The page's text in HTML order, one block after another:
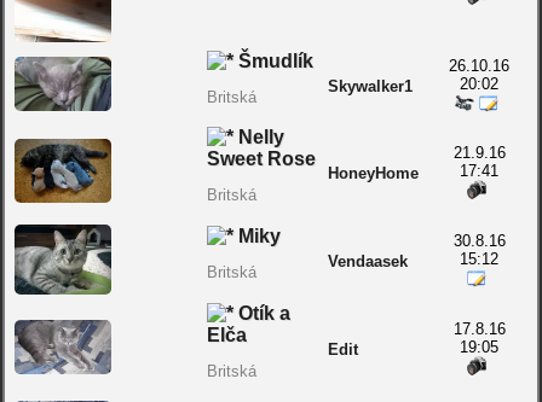
Šmudlík
Britská
Skywalker1
26.10.16
20:02
Nelly
Sweet Rose
Britská
HoneyHome
21.9.16
17:41
Miky
Britská
Vendaasek
30.8.16
15:12
Otík a
Elča
Britská
Edit
17.8.16
19:05